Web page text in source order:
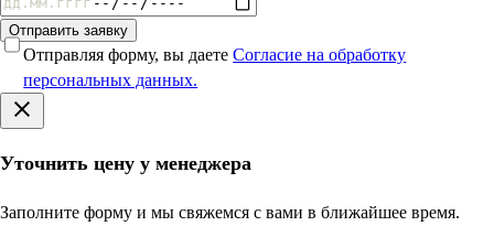
От 151 до 175 кг / до 4 м / на 1 этаж 5250 / с 2-го минимум
10500 — 2100 руб./этаж
От 176 до 200 кг / до 4 м / на 1 этаж 6000 / с 2-го минимум
12000 — 2400 руб./этаж
Подъём без лифта:
Горизонтальное перемещение по этажам
Отправить заявку
Отправляя форму, вы даетеСогласие на обработку
персональных данных.
Уточнить цену у менеджера
Заполните форму и мы свяжемся с вами в ближайшее время.